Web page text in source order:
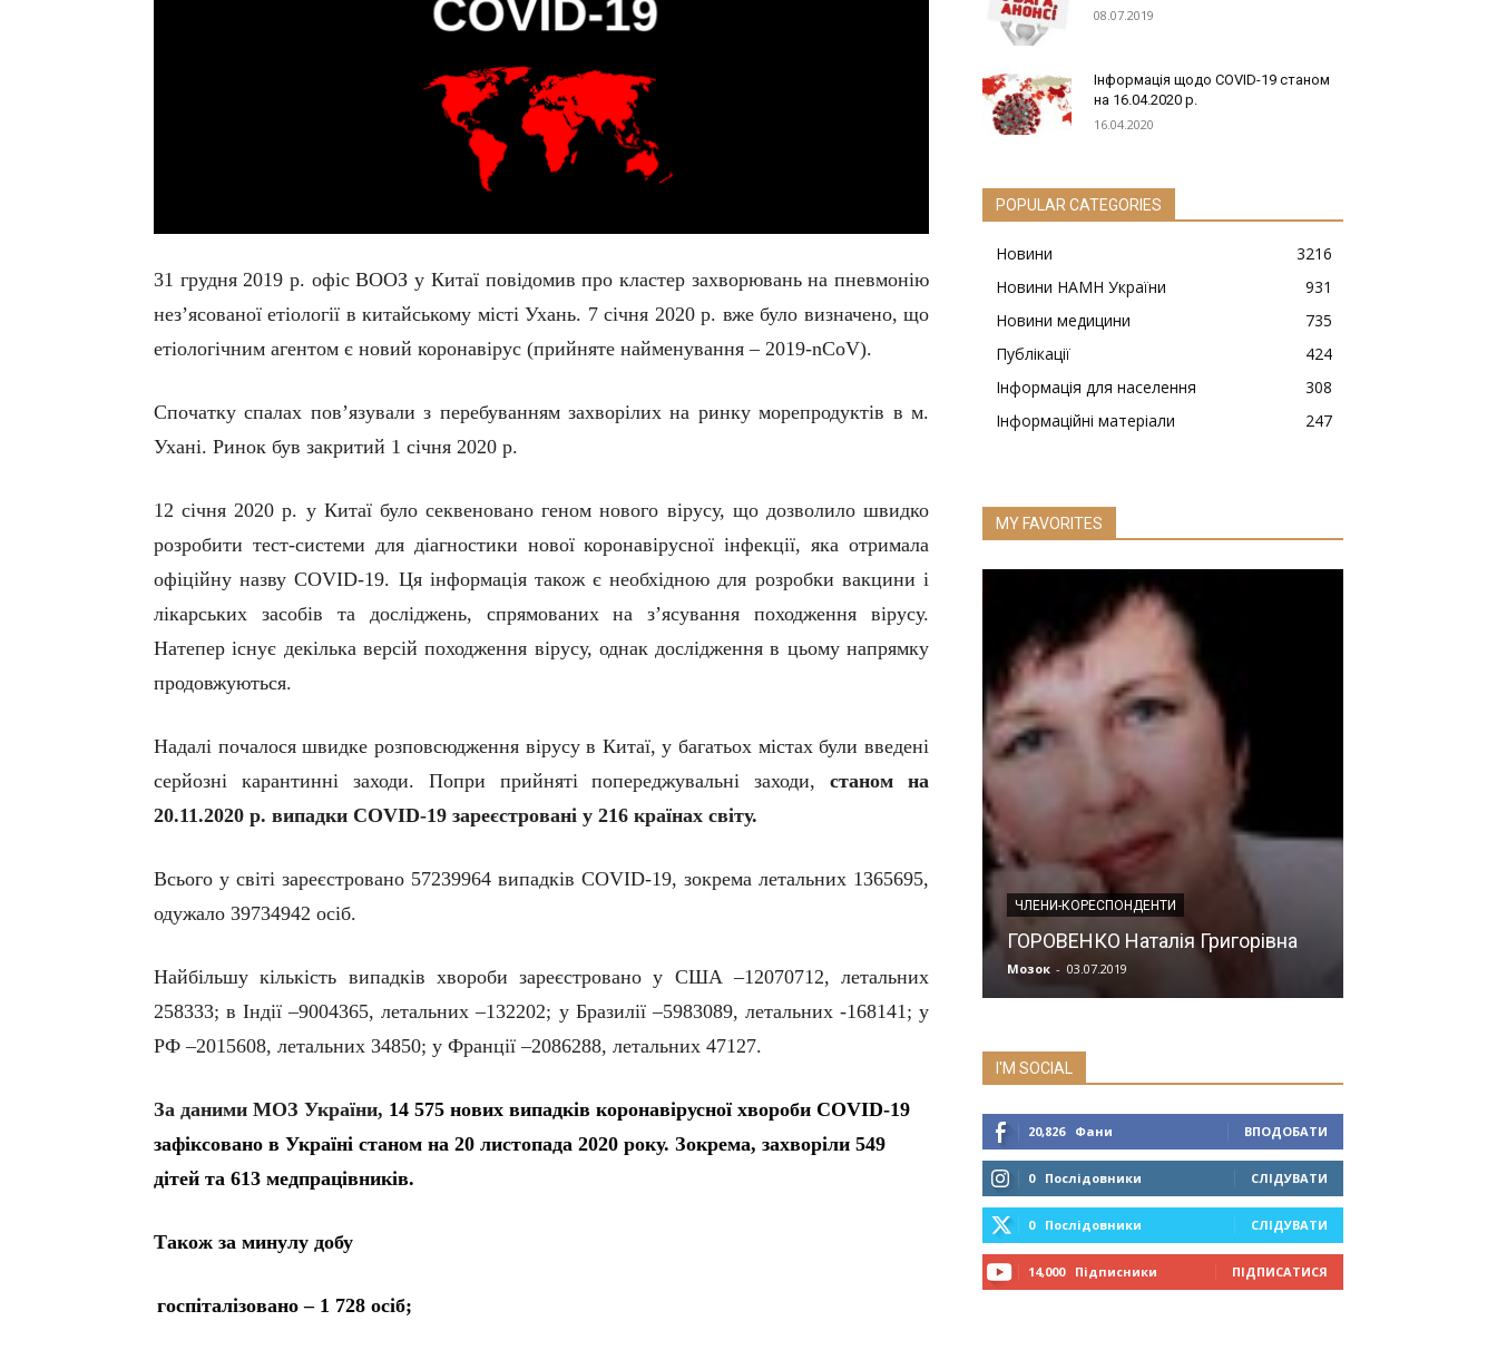
31 грудня 2019 р. офіс ВООЗ у Китаї повідомив про кластер захворювань на пневмонію
нез’ясованої етіології в китайському місті Ухань. 7 січня 2020 р. вже було визначено, що
етіологічним агентом є новий коронавірус (прийняте найменування – 2019-nCoV).
Спочатку спалах пов’язували з перебуванням захворілихна ринку морепродуктів в м.
Ухані. Ринок був закритий 1 січня 2020 р.
12 січня2020 р. у Китаї було секвеновано геном нового вірусу, що дозволило швидко
розробити тест-системи для діагностики нової коронавірусної інфекції, яка отримала
офіційну назвуCOVID-19. Ця інформація також є необхідною для розробки вакцини і
лікарських засобів та досліджень, спрямованих на з’ясування походження вірусу.
Натепер існує декілька версій походження вірусу, однак дослідження в цьому напрямку
продовжуються.
Надалі почалося швидке розповсюдження вірусу в Китаї, у багатьох містах були введені
серйозні карантинні заходи. Попри прийняті попереджувальні заходи,станом на
20.11.2020 р. випадки COVID-19 зареєстровані у 216 країнах світу.
Всього у світі зареєстровано 57239964 випадків COVID-19, зокрема летальних 1365695,
одужало 39734942 осіб.
Найбільшу кількість випадків хвороби зареєстровано у США –12070712, летальних
258333; в Індії –9004365, летальних –132202; у Бразилії –5983089, летальних -168141; у
РФ –2015608, летальних 34850; у Франції –2086288, летальних 47127.
За даними МОЗ України, 14 575 нових випадків коронавірусної хвороби COVID-19
зафіксовано в Україні станом на 20 листопада 2020 року. Зокрема, захворіли 549
дітей та 613 медпрацівників.
Також за минулу добу
госпіталізовано – 1 728 осіб;
08.07.2019
Інформація щодо COVID-19 станом
на 16.04.2020 р.
16.04.2020
POPULAR CATEGORIES
Новини
3216
Новини НАМН України
931
Новини медицини
735
Публікації
424
Інформація для населення
308
Інформаційні матеріали
247
MY FAVORITES
ЧЛЕНИ-КОРЕСПОНДЕНТИ
ГОРОВЕНКО Наталія Григорівна
Мозок - 03.07.2019
I'M SOCIAL
20,826 Фани ВПОДОБАТИ
0 Послідовники СЛІДУВАТИ
0 Послідовники СЛІДУВАТИ
14,000 Підписники ПІДПИСАТИСЯ